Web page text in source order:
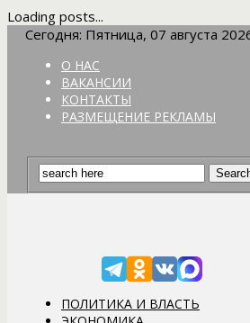
Loading posts...
Сегодня: Пятница, 07 августа
О НАС
ВАКАНСИИ
КОНТАКТЫ
РАЗМЕЩЕНИЕ РЕКЛАМЫ
ПОЛИТИКА И ВЛАСТЬ